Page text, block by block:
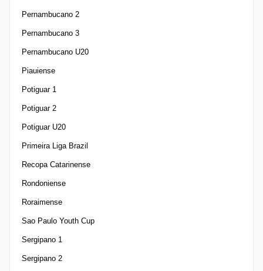
Pernambucano 2
Pernambucano 3
Pernambucano U20
Piauiense
Potiguar 1
Potiguar 2
Potiguar U20
Primeira Liga Brazil
Recopa Catarinense
Rondoniense
Roraimense
Sao Paulo Youth Cup
Sergipano 1
Sergipano 2